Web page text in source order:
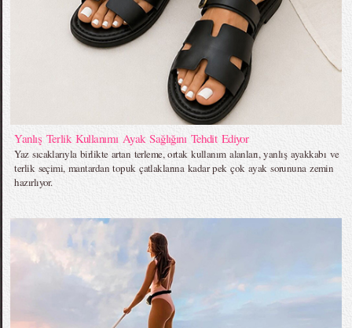
Yanlış Terlik Kullanımı Ayak Sağlığını Tehdit Ediyor
Yaz sıcaklarıyla birlikte artan terleme, ortak kullanım alanları, yanlış ayakkabı ve
terlik seçimi, mantardan topuk çatlaklarına kadar pek çok ayak sorununa zemin
hazırlıyor.